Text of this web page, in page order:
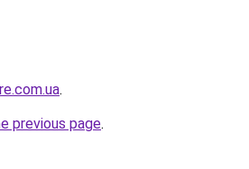
.
previous page.